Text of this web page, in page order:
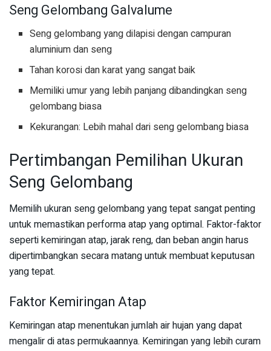
Seng Gelombang Galvalume
Seng gelombang yang dilapisi dengan campuran
aluminium dan seng
Tahan korosi dan karat yang sangat baik
Memiliki umur yang lebih panjang dibandingkan seng
gelombang biasa
Kekurangan: Lebih mahal dari seng gelombang biasa
Pertimbangan Pemilihan Ukuran
Seng Gelombang
Memilih ukuran seng gelombang yang tepat sangat penting
untuk memastikan performa atap yang optimal. Faktor-faktor
seperti kemiringan atap, jarak reng, dan beban angin harus
dipertimbangkan secara matang untuk membuat keputusan
yang tepat.
Faktor Kemiringan Atap
Kemiringan atap menentukan jumlah air hujan yang dapat
mengalir di atas permukaannya. Kemiringan yang lebih curam